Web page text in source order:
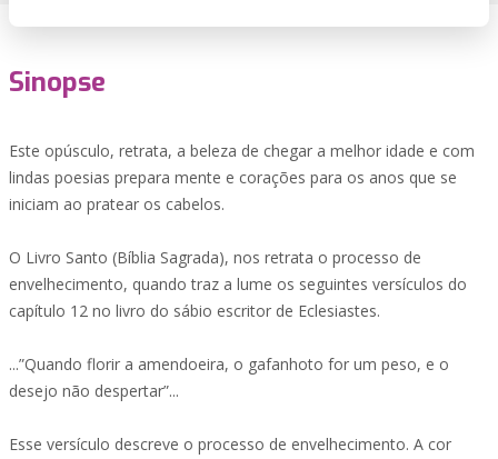
Sinopse
Este opúsculo, retrata, a beleza de chegar a melhor idade e com
lindas poesias prepara mente e corações para os anos que se
iniciam ao pratear os cabelos.
O Livro Santo (Bíblia Sagrada), nos retrata o processo de
envelhecimento, quando traz a lume os seguintes versículos do
capítulo 12 no livro do sábio escritor de Eclesiastes.
...”Quando florir a amendoeira, o gafanhoto for um peso, e o
desejo não despertar”...
Esse versículo descreve o processo de envelhecimento. A cor